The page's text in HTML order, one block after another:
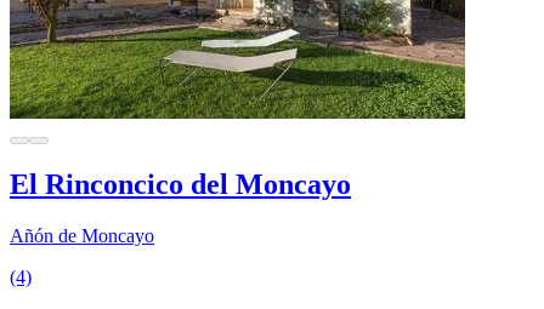
El Rinconcico del Moncayo
Añón de Moncayo
(4)